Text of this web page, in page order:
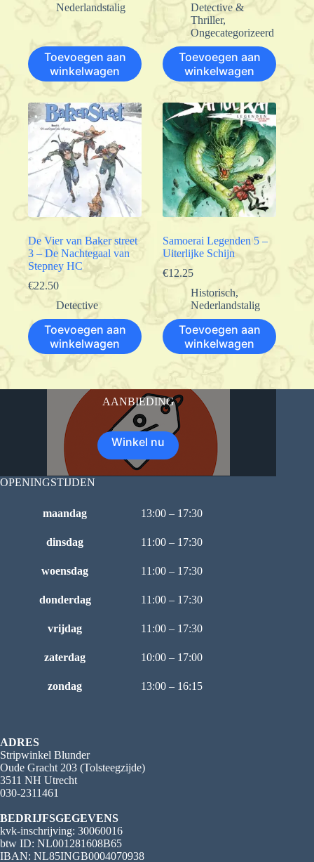
Nederlandstalig
Toevoegen aan
winkelwagen
Detective &
Thriller,
Ongecategorizeerd
Toevoegen aan
winkelwagen
De Vier van Baker street
3 – De Nachtegaal van
Stepney HC
€22.50
Detective
Toevoegen aan
winkelwagen
Samoerai Legenden 5 –
Uiterlijke Schijn
€12.25
Historisch,
Nederlandstalig
Toevoegen aan
winkelwagen
AANBIEDING
Winkel nu
OPENINGSTIJDEN
maandag 13:00 – 17:30
dinsdag 11:00 – 17:30
woensdag 11:00 – 17:30
donderdag 11:00 – 17:30
vrijdag 11:00 – 17:30
zaterdag 10:00 – 17:00
zondag 13:00 – 16:15
ADRES
Stripwinkel Blunder
Oude Gracht 203 (Tolsteegzijde)
3511 NH Utrecht
030-2311461
BEDRIJFSGEGEVENS
kvk-inschrijving: 30060016
btw ID: NL001281608B65
IBAN: NL85INGB0004070938